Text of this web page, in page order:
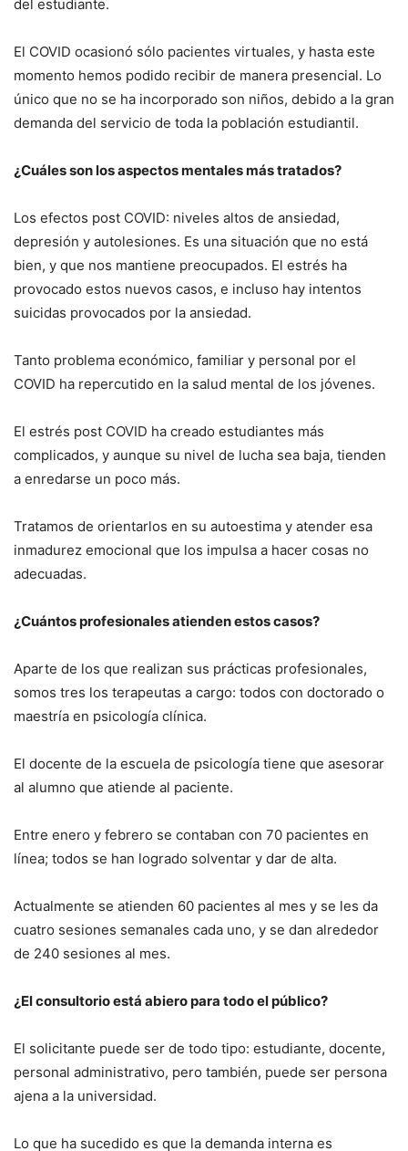
del estudiante.
El COVID ocasionó sólo pacientes virtuales, y hasta este
momento hemos podido recibir de manera presencial. Lo
único que no se ha incorporado son niños, debido a la gran
demanda del servicio de toda la población estudiantil.
¿Cuáles son los aspectos mentales más tratados?
Los efectos post COVID: niveles altos de ansiedad,
depresión y autolesiones. Es una situación que no está
bien, y que nos mantiene preocupados. El estrés ha
provocado estos nuevos casos, e incluso hay intentos
suicidas provocados por la ansiedad.
Tanto problema económico, familiar y personal por el
COVID ha repercutido en la salud mental de los jóvenes.
El estrés post COVID ha creado estudiantes más
complicados, y aunque su nivel de lucha sea baja, tienden
a enredarse un poco más.
Tratamos de orientarlos en su autoestima y atender esa
inmadurez emocional que los impulsa a hacer cosas no
adecuadas.
¿Cuántos profesionales atienden estos casos?
Aparte de los que realizan sus prácticas profesionales,
somos tres los terapeutas a cargo: todos con doctorado o
maestría en psicología clínica.
El docente de la escuela de psicología tiene que asesorar
al alumno que atiende al paciente.
Entre enero y febrero se contaban con 70 pacientes en
línea; todos se han logrado solventar y dar de alta.
Actualmente se atienden 60 pacientes al mes y se les da
cuatro sesiones semanales cada uno, y se dan alrededor
de 240 sesiones al mes.
¿El consultorio está abiero para todo el público?
El solicitante puede ser de todo tipo: estudiante, docente,
personal administrativo, pero también, puede ser persona
ajena a la universidad.
Lo que ha sucedido es que la demanda interna es